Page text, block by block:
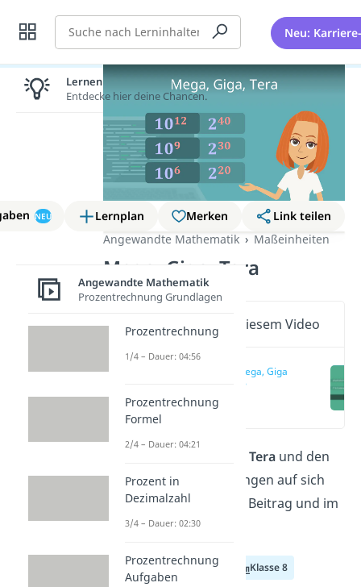
Suche Neu:
NEU Lernplan Merken
Link teilen
Angewandte Mathematik
Maßeinheiten
Mega, Giga, Tera
Wichtige Inhalte in diesem Video
Was ist Mega, Giga
und Tera?
(00:13)
Mega, Giga, Tera und den
anderen Größenordnungen auf sich
hat, erfährst du hier im Beitrag und im
Videodazu!
Klasse 6 Klasse 7 Klasse 8
Lernen lohnt sich!
Entdecke hier deine Chancen.
Angewandte Mathematik
Prozentrechnung Grundlagen
Prozentrechnung
1/4 – Dauer: 04:56
Prozentrechnung
Formel
2/4 – Dauer: 04:21
Prozent in
Dezimalzahl
3/4 – Dauer: 02:30
Prozentrechnung
Aufgaben